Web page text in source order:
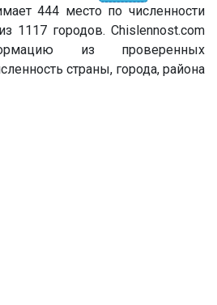
444 место по численности
1117 городов. Chislennost.com
из проверенных
страны, города, района